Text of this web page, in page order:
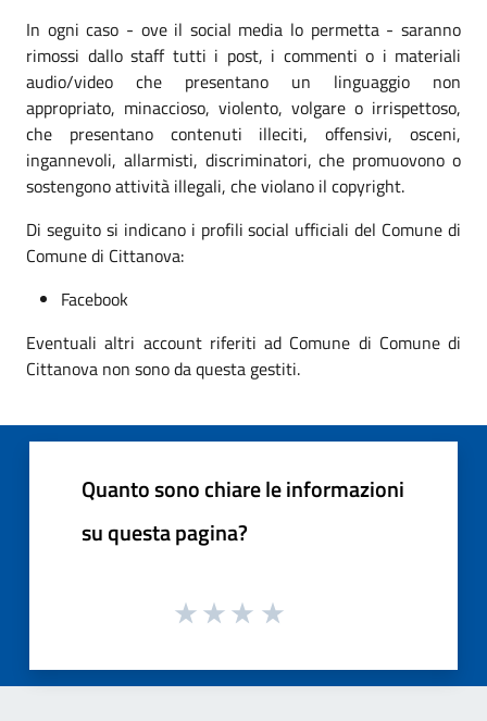
In ogni caso - ove il social media lo permetta - saranno
rimossi dallo staff tutti i post, i commenti o i materiali
audio/video che presentano un linguaggio non
appropriato, minaccioso, violento, volgare o irrispettoso,
che presentano contenuti illeciti, offensivi, osceni,
ingannevoli, allarmisti, discriminatori, che promuovono o
sostengono attività illegali, che violano il copyright.
Di seguito si indicano i profili social ufficiali del Comune di
Comune di Cittanova:
Facebook
Eventuali altri account riferiti ad Comune di Comune di
Cittanova non sono da questa gestiti.
Quanto sono chiare le informazioni
su questa pagina?